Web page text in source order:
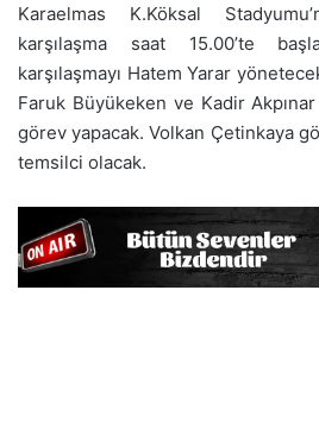
Karaelmas K.Köksal
karşılaşma saat 15.00’te
karşılaşmayı Hatem Yarar
Faruk Büyükeken ve Kadir
görev yapacak. Volkan Çetinkaya
temsilci olacak.